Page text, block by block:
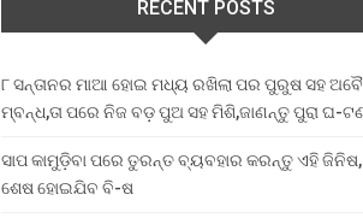
RECENT POSTS
୮ ସନ୍ତାନର ମାଆ ହୋଇ ମଧ୍ୟ ରଖିଲା ପର ପୁରୁଷ ସହ
ମ୍ବନ୍ଧ,ତା ପରେ ନିଜ ବଡ଼ ପୁଅ ସହ ମିଶି,ଜାଣନ୍ତୁ ପୁରା ଘ-
ସାପ କାମୁଡ଼ିବା ପରେ ତୁରନ୍ତ ବ୍ୟବହାର କରନ୍ତୁ ଏହି
ଶେଷ ହୋଇଯିବ ବି-ଷ